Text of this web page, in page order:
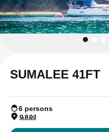
SUMALEE 41FT
6 persons
ฉลอง